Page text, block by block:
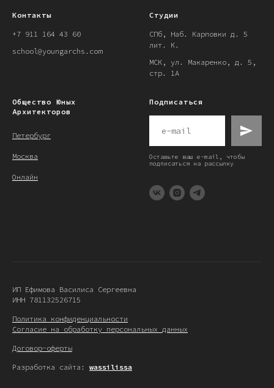
Контакты
+7 911 164 43 60
school@youngarchs.com
Студии
СПб, Наб. Карповки д. 5
лит. К.
МСК, ул. Макаренко, д. 5,
стр. 1А
Общество Юных
Архитекторов
Петербург
Москва
Онлайн
Подписаться
Оставьте ваш e-mail, чтобы
подписаться на рассылку
ИП Ефимова Василиса Сергеевна
ИНН 781132526715
Политика конфиденциальности
Согласие на обработку персональных данных
Договор-оферты
Разработка сайта: wassilissa